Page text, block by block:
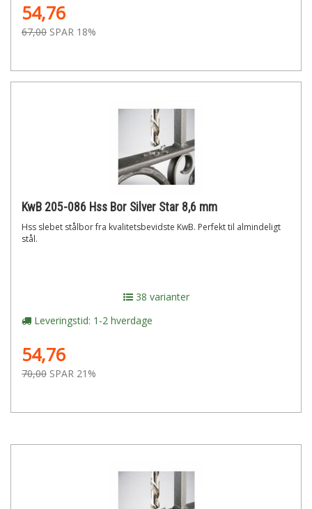
54,76
67,00 SPAR 18%
KwB 205-086 Hss Bor Silver Star 8,6 mm
Hss slebet stålbor fra kvalitetsbevidste KwB. Perfekt til almindeligt
stål.
38 varianter
Leveringstid: 1-2 hverdage
54,76
70,00 SPAR 21%